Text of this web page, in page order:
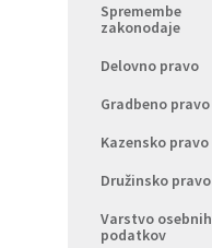
Spremembe
zakonodaje
Delovno pravo
Gradbeno pravo
Kazensko pravo
Družinsko pravo
Varstvo osebnih
podatkov